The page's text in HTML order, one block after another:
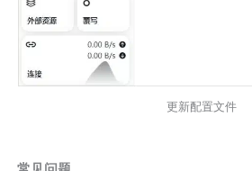
更新配置文件